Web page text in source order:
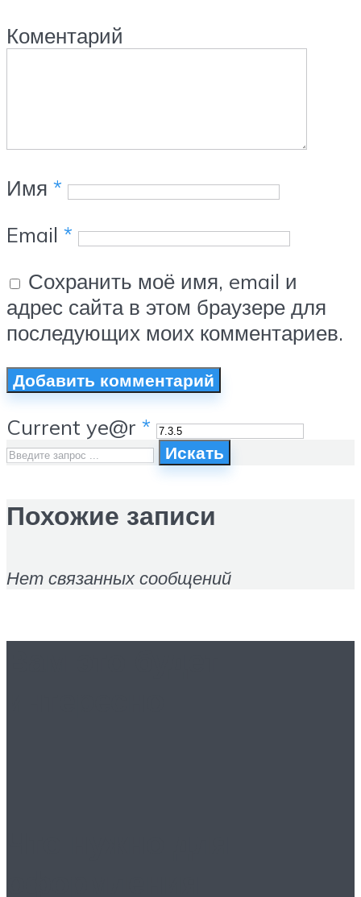
Коментарий
Имя *
Email *
Сохранить моё имя, email и
адрес сайта в этом браузере для
последующих моих комментариев.
Current ye@r *
Искать
Похожие записи
Нет связанных сообщений